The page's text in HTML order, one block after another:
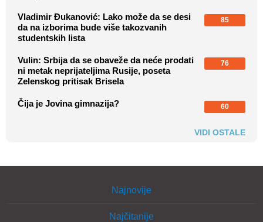
Vladimir Đukanović: Lako može da se desi
da na izborima bude više takozvanih
studentskih lista
85
Vulin: Srbija da se obaveže da neće prodati
ni metak neprijateljima Rusije, poseta
Zelenskog pritisak Brisela
76
Čija je Jovina gimnazija? 60
VIDI OSTALE
Najnovije
Najčitanije